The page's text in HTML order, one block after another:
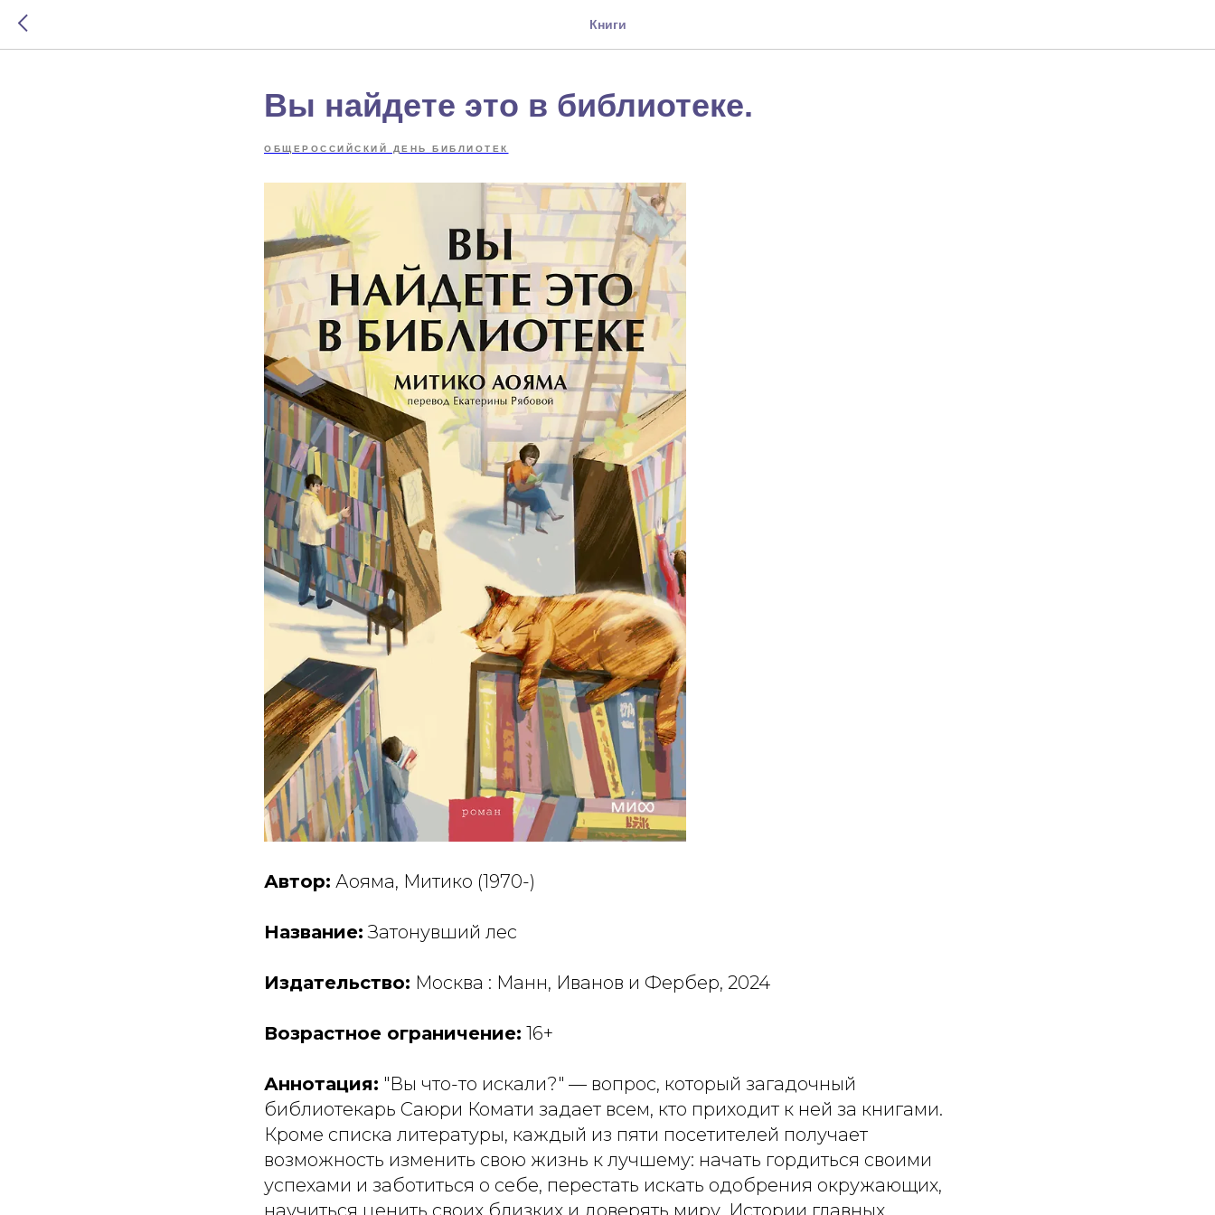
Книги
Вы найдете это в библиотеке.
ОБЩЕРОССИЙСКИЙ ДЕНЬ БИБЛИОТЕК
Автор: Аояма, Митико (1970-)
Название: Затонувший лес
Издательство: Москва : Манн, Иванов и Фербер, 2024
Возрастное ограничение: 16+
Аннотация: "Вы что-то искали?" — вопрос, который загадочный
библиотекарь Саюри Комати задает всем, кто приходит к ней за книгами.
Кроме списка литературы, каждый из пяти посетителей получает
возможность изменить свою жизнь к лучшему: начать гордиться своими
успехами и заботиться о себе, перестать искать одобрения окружающих,
научиться ценить своих близких и доверять миру. Истории главных